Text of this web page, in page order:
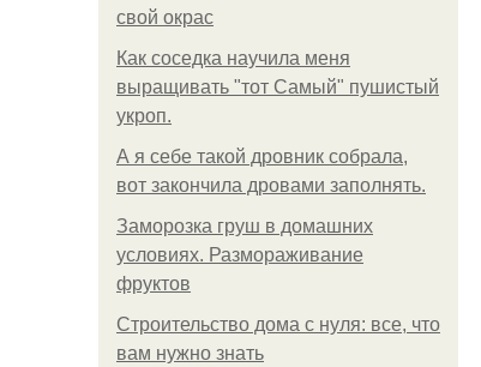
свой окрас
Как соседка научила меня
выращивать "тот Самый" пушистый
укроп.
А я себе такой дровник собрала,
вот закончила дровами заполнять.
Заморозка груш в домашних
условиях. Размораживание
фруктов
Строительство дома с нуля: все, что
вам нужно знать